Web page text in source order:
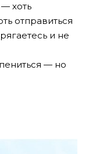
хоть
отправиться
и не
— но